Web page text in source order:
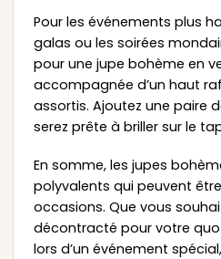
Pour les événements plus
galas ou les soirées
pour une jupe bohème en
accompagnée d’un haut
assortis. Ajoutez une paire
serez prête à briller sur le
En somme, les jupes
polyvalents qui peuvent
occasions. Que vous
décontracté pour votre
lors d’un événement